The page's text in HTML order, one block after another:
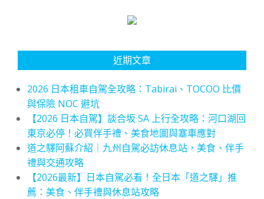
近期文章
2026 日本租車自駕全攻略：Tabirai、TOCOO 比價
與保險 NOC 避坑
【2026 日本自駕】談合坂 SA 上行全攻略：河口湖回
東京必停！必買伴手禮、美食地圖與塞車應對
道之驛阿蘇介紹｜九州自駕必訪休息站，美食、伴手
禮與交通攻略
【2026最新】日本自駕必看！全日本「道之驛」推
薦：美食、伴手禮與休息站攻略